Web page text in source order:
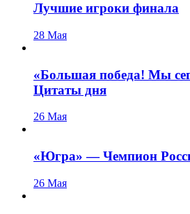
Лучшие игроки финала
28 Мая
«Большая победа! Мы
Цитаты дня
26 Мая
«Югра» — Чемпион
26 Мая